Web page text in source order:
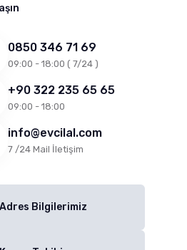
0850 346 71 69
09:00 - 18:00 ( 7/24 )
+90 322 235 65 65
09:00 - 18:00
info@evcilal.com
7 /24 Mail İletişim
Adres Bilgilerimiz